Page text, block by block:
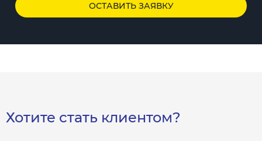
ОСТАВИТЬ ЗАЯВКУ
Хотите стать клиентом?